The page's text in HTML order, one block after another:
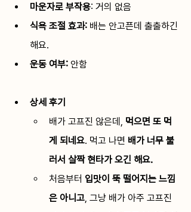
마운자로 부작용: 거의 없음
식욕 조절 효과: 배는 안고픈데 출출하긴
해요.
운동 여부: 안함
상세 후기
배가 고프진 않은데, 먹으면 또 먹
게 되네요. 먹고 나면 배가 너무 불
러서 살짝 현타가 오긴 해요.
처음부터 입맛이 뚝 떨어지는 느낌
은 아니고 , 그냥 배가 아주 고프진